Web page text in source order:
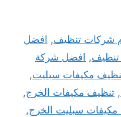
شركات تنظيف, افضل
, افضل شركة
مكيفات سبليت,
, تنظيف مكيفات الخرج,
سبليت الخرج,